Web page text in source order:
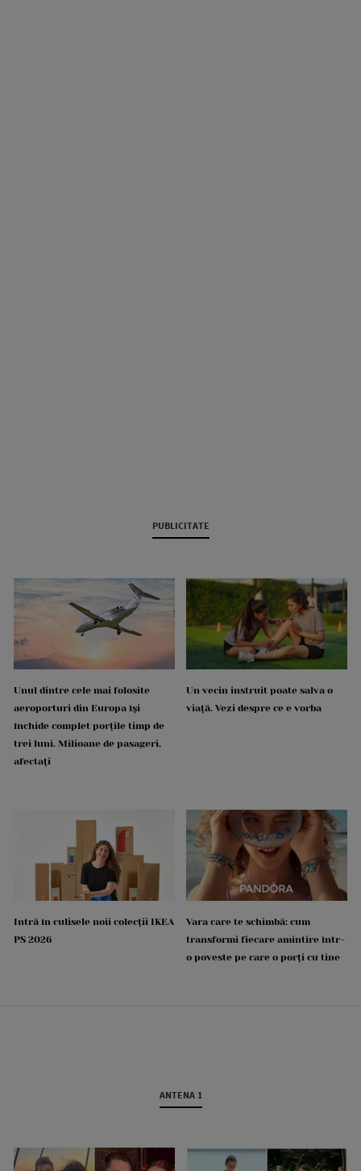
PUBLICITATE
Unul dintre cele mai folosite
aeroporturi din Europa își
închide complet porțile timp de
trei luni. Milioane de pasageri,
afectați
Un vecin instruit poate salva o
viață. Vezi despre ce e vorba
Intră în culisele noii colecții IKEA
PS 2026
Vara care te schimbă: cum
transformi fiecare amintire într-
o poveste pe care o porți cu tine
ANTENA 1